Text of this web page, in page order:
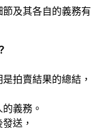
及其各自的義務有
拍賣結果的總結，
義務。
送，